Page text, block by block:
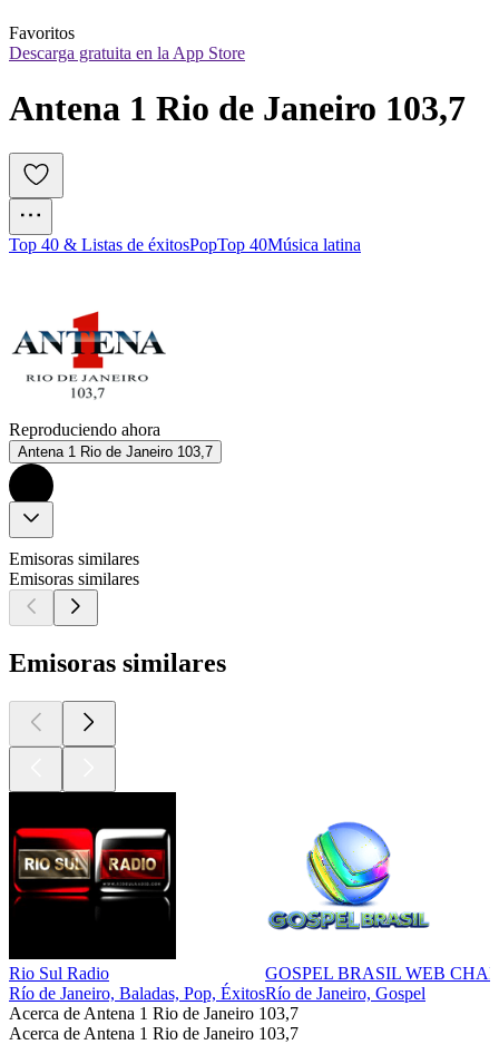
Favoritos
Descarga gratuita en la App Store
Antena 1 Rio de Janeiro 103,7
Top 40 & Listas de éxitosPopTop 40Música latina
Reproduciendo ahora
Antena 1 Rio de Janeiro 103,7
Emisoras similares
Emisoras similares
Emisoras similares
Rio Sul Radio
Río de Janeiro, Baladas, Pop, Éxitos
GOSPEL BRASIL WEB
Río de Janeiro, Gospel
Acerca de Antena 1 Rio de Janeiro 103,7
Acerca de Antena 1 Rio de Janeiro 103,7